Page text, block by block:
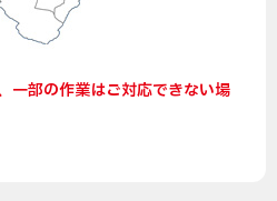
一部の作業はご対応できない場